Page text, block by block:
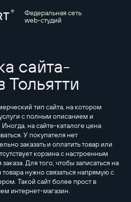
Федеральная сеть
web-студий
сайта-
Тольятти
тип сайта, на котором
с полным описанием и
на сайте-каталоге цена
У покупателя нет
заказать и оплатить товар или
корзина с настроенным
Для того, чтобы записаться на
товара нужно связаться напрямую с
Такой сайт более прост в
интернет-магазин.